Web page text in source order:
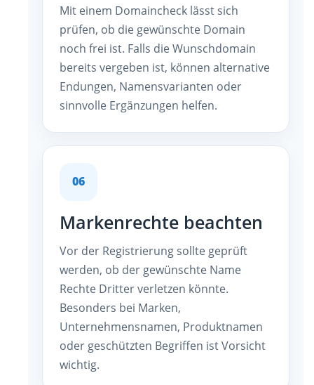
Mit einem Domaincheck lässt sich
prüfen, ob die gewünschte Domain
noch frei ist. Falls die Wunschdomain
bereits vergeben ist, können alternative
Endungen, Namensvarianten oder
sinnvolle Ergänzungen helfen.
06
Markenrechte beachten
Vor der Registrierung sollte geprüft
werden, ob der gewünschte Name
Rechte Dritter verletzen könnte.
Besonders bei Marken,
Unternehmensnamen, Produktnamen
oder geschützten Begriffen ist Vorsicht
wichtig.